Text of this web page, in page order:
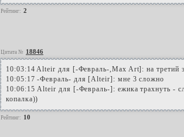
Рейтинг: 2
Цитата № 18846
10:03:14 Alteir для [-Февраль-,Max Art]: на третий
10:05:17 -Февраль- для [Alteir]: мне 3 сложно
10:06:15 Alteir для [-Февраль-]: ежика трахнуть -
копалка))
Рейтинг: 10